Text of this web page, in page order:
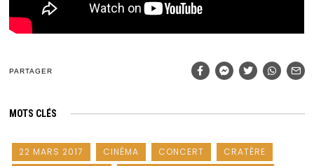
PARTAGER
MOTS CLÉS
22 MARS 2017 CINÉMA CONCERT
CRATÈRE